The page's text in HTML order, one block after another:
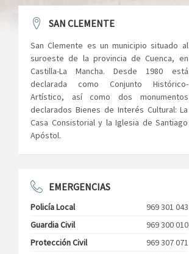
SAN CLEMENTE
San Clemente es un municipio situado al
suroeste de la provincia de Cuenca, en
Castilla-La Mancha. Desde 1980 está
declarada como Conjunto Histórico-
Artístico, así como dos monumentos
declarados Bienes de Interés Cultural: La
Casa Consistorial y la Iglesia de Santiago
Apóstol.
EMERGENCIAS
Policía Local
969 301 043
Guardia Civil
969 300 010
Protección Civil
969 307 071